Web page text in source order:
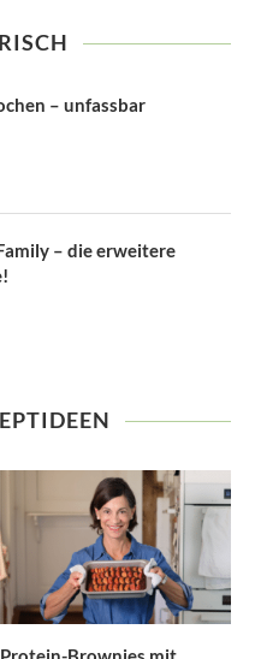
– unfassbar
– die erweitere